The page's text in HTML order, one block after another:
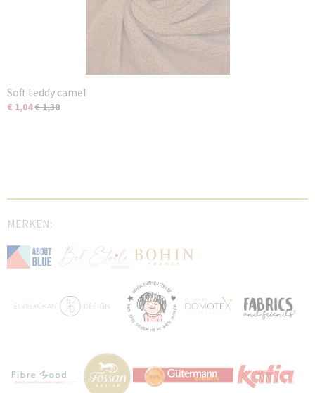
Soft teddy camel
€ 1,04€ 1,30
MERKEN: